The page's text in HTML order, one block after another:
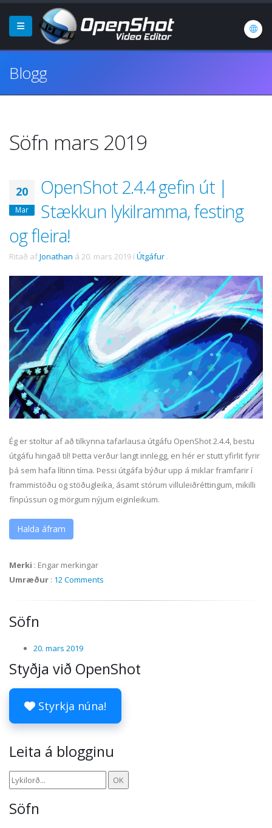
Blogg
Söfn mars 2019
20
Mar
OpenShot 2.4.4 gefin út |
Stækkun lykilramma, festing
og fleira!
Ritað afJonathan á 20. mars 2019 íÚtgáfur .
Ég er stoltur af að tilkynna tafarlausa útgáfu OpenShot 2.4.4, bestu
útgáfu hingað til! Þetta verður langt innlegg, en hér er stutt yfirlit fyrir
þá sem hafa lítinn tíma. Þessi útgáfa býður upp á miklar framfarir í
frammistöðu og stöðugleika, ásamt stórum villuleiðréttingum, mikilli
fínpússun og mörgum nýjum eiginleikum.
Halda áfram
Merki : Engar merkingar
Umræður : 12 Comments
Söfn
20. mars 2019
Styðja við OpenShot
Styrkja núna!
Leita á blogginu
Söfn